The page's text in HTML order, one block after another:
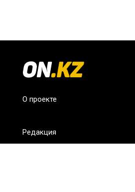
О проекте
Редакция